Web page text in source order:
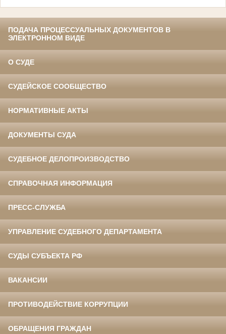
ПОДАЧА ПРОЦЕССУАЛЬНЫХ ДОКУМЕНТОВ В
ЭЛЕКТРОННОМ ВИДЕ
О СУДЕ
СУДЕЙСКОЕ СООБЩЕСТВО
НОРМАТИВНЫЕ АКТЫ
ДОКУМЕНТЫ СУДА
СУДЕБНОЕ ДЕЛОПРОИЗВОДСТВО
СПРАВОЧНАЯ ИНФОРМАЦИЯ
ПРЕСС-СЛУЖБА
УПРАВЛЕНИЕ СУДЕБНОГО ДЕПАРТАМЕНТА
СУДЫ СУБЪЕКТА РФ
ВАКАНСИИ
ПРОТИВОДЕЙСТВИЕ КОРРУПЦИИ
ОБРАЩЕНИЯ ГРАЖДАН